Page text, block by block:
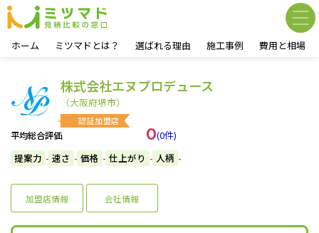
ホーム ミツマドとは？ 選ばれる理由 施工事例 費用と相場
平均総合評価 0(0件)
提案力 - 速さ - 価格 - 仕上がり - 人柄 -
株式会社エヌプロデュース
（大阪府堺市）
認証加盟店
加盟店情報 会社情報